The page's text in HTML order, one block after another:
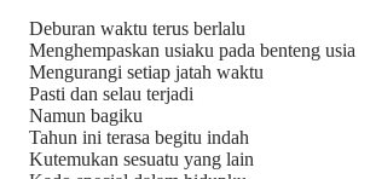
Deburan waktu terus berlalu
Menghempaskan usiaku pada benteng usia
Mengurangi setiap jatah waktu
Pasti dan selau terjadi
Namun bagiku
Tahun ini terasa begitu indah
Kutemukan sesuatu yang lain